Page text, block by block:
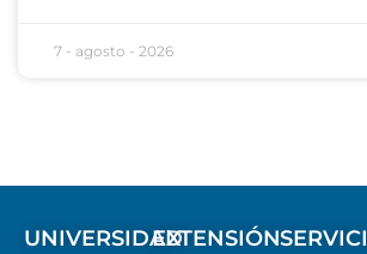
7 - agosto - 2026
UNIVERSIDADEXTENSIÓN